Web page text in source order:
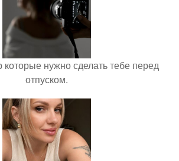
которые нужно сделать тебе перед
отпуском.